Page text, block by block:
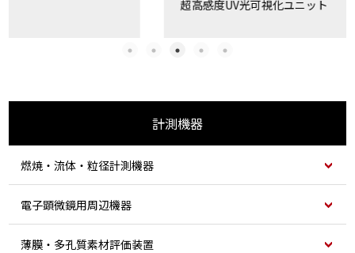
超高感度UV光可視化ユニット
計測機器
燃焼・流体・粒径計測機器
電子顕微鏡用周辺機器
薄膜・多孔質素材評価装置